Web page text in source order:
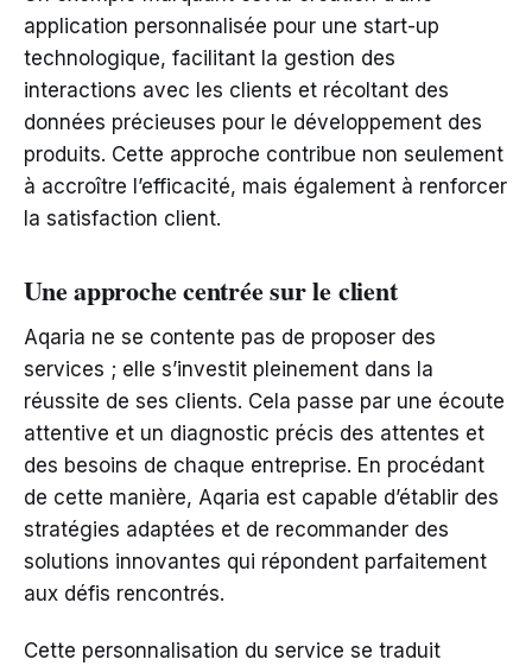
application personnalisée pour une start-up
technologique, facilitant la gestion des
interactions avec les clients et récoltant des
données précieuses pour le développement des
produits. Cette approche contribue non seulement
à accroître l’efficacité, mais également à renforcer
la satisfaction client.
Une approche centrée sur le client
Aqaria ne se contente pas de proposer des
services ; elle s’investit pleinement dans la
réussite de ses clients. Cela passe par une écoute
attentive et un diagnostic précis des attentes et
des besoins de chaque entreprise. En procédant
de cette manière, Aqaria est capable d’établir des
stratégies adaptées et de recommander des
solutions innovantes qui répondent parfaitement
aux défis rencontrés.
Cette personnalisation du service se traduit